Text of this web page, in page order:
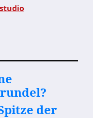
der